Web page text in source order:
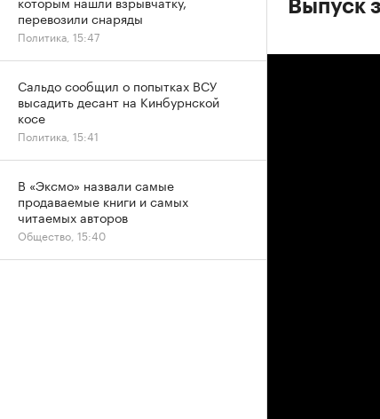
Выпуск
перевозили снаряды
Политика, 15:47
Сальдо сообщил о попытках ВСУ
высадить десант на Кинбурнской
косе
Политика, 15:41
В «Эксмо» назвали самые
продаваемые книги и самых
читаемых авторов
Общество, 15:40